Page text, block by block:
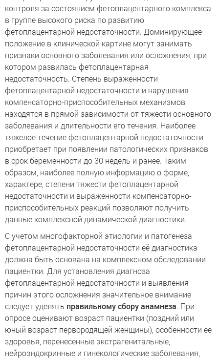
контроля за состоянием фетоплацентарного комплекса
в группе высокого риска по развитию
фетоплацентарной недостаточности. Доминирующее
положение в клинической картине могут занимать
признаки основного заболевания или осложнения, при
котором развилась фетоплацентарная
недостаточность. Степень выраженности
фетоплацентарной недостаточности и нарушения
компенсаторно-приспособительных механизмов
находятся в прямой зависимости от тяжести основного
заболевания и длительности его течения. Наиболее
тяжелое течение фетоплацентарной недостаточности
приобретает при появлении патологических признаков
в срок беременности до 30 недель и ранее. Таким
образом, наиболее полную информацию о форме,
характере, степени тяжести фетоплацентарной
недостаточности и выраженности компенсаторно-
приспособительных реакций позволяют получить
данные комплексной динамической диагностики.
С учетом многофакторной этиологии и патогенеза
фетоплацентарной недостаточности её диагностика
должна быть основана на комплексном обследовании
пациентки. Для установления диагноза
фетоплацентарной недостаточности и выявления
причин этого осложнения значительное внимание
следует уделять правильному сбору анамнеза. При
опросе оценивают возраст пациентки (поздний или
юный возраст первородящей женщины), особенности ее
здоровья, перенесенные экстрагенитальные,
нейроэндокринные и гинекологические заболевания,